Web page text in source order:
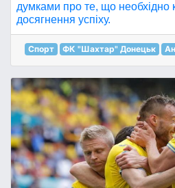
думками про те, що необхідно
досягнення успіху.
Спорт ФК "Шахтар" Донецьк